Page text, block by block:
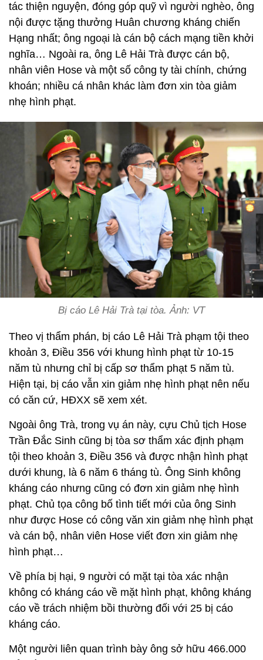
tác thiện nguyện, đóng góp quỹ vì người nghèo, ông
nội được tặng thưởng Huân chương kháng chiến
Hạng nhất; ông ngoại là cán bộ cách mạng tiền khởi
nghĩa… Ngoài ra, ông Lê Hải Trà được cán bộ,
nhân viên Hose và một số công ty tài chính, chứng
khoán; nhiều cá nhân khác làm đơn xin tòa giảm
nhẹ hình phạt.
Bị cáo Lê Hải Trà tại tòa. Ảnh: VT
Theo vị thẩm phán, bị cáo Lê Hải Trà phạm tội theo
khoản 3, Điều 356 với khung hình phạt từ 10-15
năm tù nhưng chỉ bị cấp sơ thẩm phạt 5 năm tù.
Hiện tại, bị cáo vẫn xin giảm nhẹ hình phạt nên nếu
có căn cứ, HĐXX sẽ xem xét.
Ngoài ông Trà, trong vụ án này, cựu Chủ tịch Hose
Trần Đắc Sinh cũng bị tòa sơ thẩm xác định phạm
tội theo khoản 3, Điều 356 và được nhận hình phạt
dưới khung, là 6 năm 6 tháng tù. Ông Sinh không
kháng cáo nhưng cũng có đơn xin giảm nhẹ hình
phạt. Chủ tọa công bố tình tiết mới của ông Sinh
như được Hose có công văn xin giảm nhẹ hình phạt
và cán bộ, nhân viên Hose viết đơn xin giảm nhẹ
hình phạt…
Về phía bị hại, 9 người có mặt tại tòa xác nhận
không có kháng cáo về mặt hình phạt, không kháng
cáo về trách nhiệm bồi thường đối với 25 bị cáo
kháng cáo.
Một người liên quan trình bày ông sở hữu 466.000